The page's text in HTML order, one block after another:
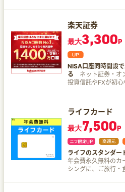
か？ 新規入会＆条件達成で最大31,000円相当プレ
ゼント ▼内訳 １．新
末までにスマホの
ポイントPayギフト
円以上利用または10
分のVポイントPay
利用で1,000円分
Mastercardブランド
３．SBI証券口座開
ールド（NL）】の
てお届け！ １．年会費無料の魔法 年間100万円以
上の利用で、なんと
無料！さらに、100
した年は毎年
（※1） ２．100万円のハードルは低い！ 「年間
100万円って多くな
んが、家賃や日々の
このカードでまとめ
楽天証券
最大3,300P
NISA口座同時開設
る ネット証券・オ
投資信託やFXが初
イントレードを始めよう！ 国内株式取
円「ゼロコース」＆
START！ いつでも
物/信用）が手数料0
引手数料を"ゼロコ
SOR利用に同意する
ライフカード
最大7,500P
ライフのスタンダー
年会費永久無料のカード。 ショッピン
シングに、ご旅行・